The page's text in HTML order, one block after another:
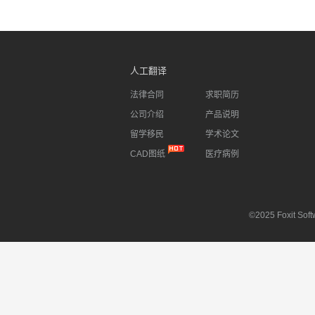
人工翻译
法律合同
公司介绍
留学移民
CAD图纸
求职简历
产品说明
学术论文
医疗病例
©2025 Foxit